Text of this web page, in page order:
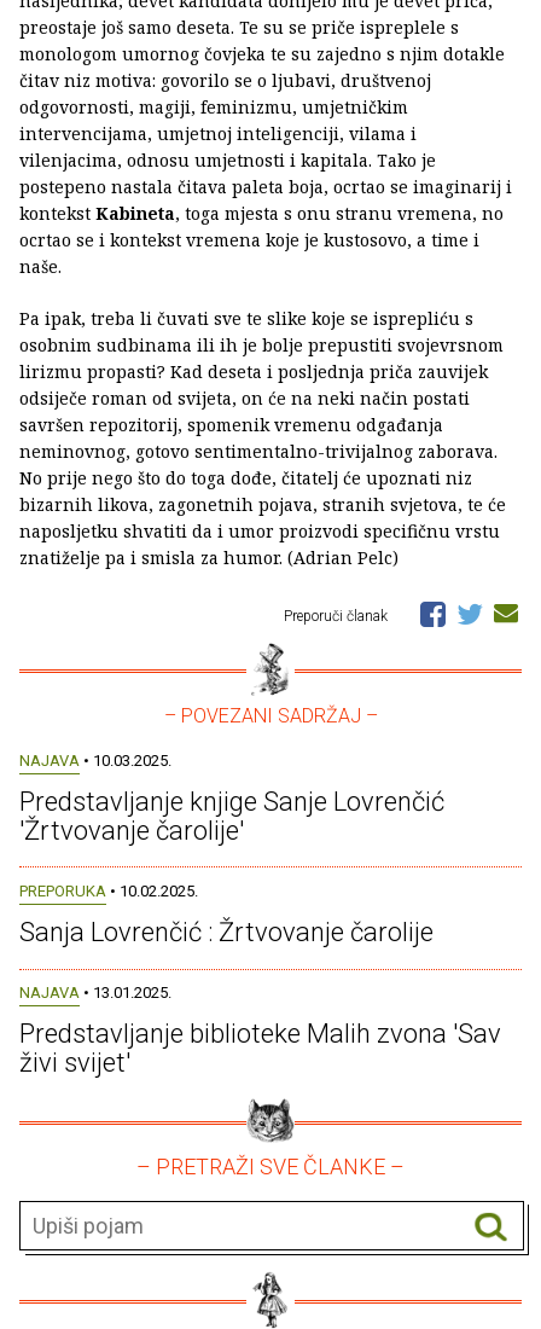
preostaje još samo deseta. Te su se priče ispreplele s
monologom umornog čovjeka te su zajedno s njim dotakle
čitav niz motiva: govorilo se o ljubavi, društvenoj
odgovornosti, magiji, feminizmu, umjetničkim
intervencijama, umjetnoj inteligenciji, vilama i
vilenjacima, odnosu umjetnosti i kapitala. Tako je
postepeno nastala čitava paleta boja, ocrtao se imaginarij i
kontekst Kabineta, toga mjesta s onu stranu vremena, no
ocrtao se i kontekst vremena koje je kustosovo, a time i
naše.
Pa ipak, treba li čuvati sve te slike koje se isprepliću s
osobnim sudbinama ili ih je bolje prepustiti svojevrsnom
lirizmu propasti? Kad deseta i posljednja priča zauvijek
odsiječe roman od svijeta, on će na neki način postati
savršen repozitorij, spomenik vremenu odgađanja
neminovnog, gotovo sentimentalno-trivijalnog zaborava.
No prije nego što do toga dođe, čitatelj će upoznati niz
bizarnih likova, zagonetnih pojava, stranih svjetova, te će
naposljetku shvatiti da i umor proizvodi specifičnu vrstu
znatiželje pa i smisla za humor. (Adrian Pelc)
Preporuči članak
– POVEZANI SADRŽAJ –
NAJAVA • 10.03.2025.
Predstavljanje knjige Sanje Lovrenčić
'Žrtvovanje čarolije'
PREPORUKA • 10.02.2025.
Sanja Lovrenčić : Žrtvovanje čarolije
NAJAVA • 13.01.2025.
Predstavljanje biblioteke Malih zvona 'Sav
živi svijet'
– PRETRAŽI SVE ČLANKE –